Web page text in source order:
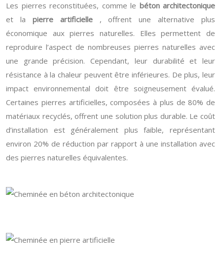
Les pierres reconstituées, comme le béton architectonique
et la pierre artificielle , offrent une alternative plus
économique aux pierres naturelles. Elles permettent de
reproduire l’aspect de nombreuses pierres naturelles avec
une grande précision. Cependant, leur durabilité et leur
résistance à la chaleur peuvent être inférieures. De plus, leur
impact environnemental doit être soigneusement évalué.
Certaines pierres artificielles, composées à plus de 80% de
matériaux recyclés, offrent une solution plus durable. Le coût
d’installation est généralement plus faible, représentant
environ 20% de réduction par rapport à une installation avec
des pierres naturelles équivalentes.